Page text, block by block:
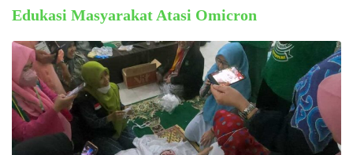
Edukasi Masyarakat Atasi Omicron